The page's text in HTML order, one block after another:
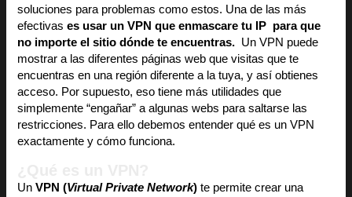
soluciones para problemas como estos. Una de las más
efectivas es usar un VPN que enmascare tu IP para que
no importe el sitio dónde te encuentras. Un VPN puede
mostrar a las diferentes páginas web que visitas que te
encuentras en una región diferente a la tuya, y así obtienes
acceso. Por supuesto, eso tiene más utilidades que
simplemente “engañar” a algunas webs para saltarse las
restricciones. Para ello debemos entender qué es un VPN
exactamente y cómo funciona.
UnVPN (Virtual Private Network) te permite crear una